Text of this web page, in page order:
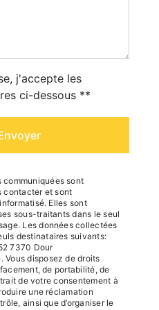
j'accepte les
ci-dessous **
sont
contacter et sont
Elles sont
sous-traitants dans le seul
Les données collectées
destinataires suivants:
7370 Dour
Vous disposez de droits
de portabilité, de
de votre consentement à
une réclamation
ainsi que d’organiser le